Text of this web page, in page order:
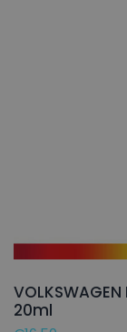
20ml